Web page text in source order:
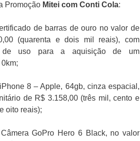
Promoção Mitei com Conti Cola:
de barras de ouro no valor de
(quarenta e dois mil reais), com
de uso para a aquisição de um
8 – Apple, 64gb, cinza espacial,
de R$ 3.158,00 (três mil, cento e
oito reais);
GoPro Hero 6 Black, no valor